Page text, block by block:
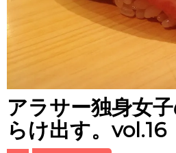
アラサー独身女
らけ出す。vol.16